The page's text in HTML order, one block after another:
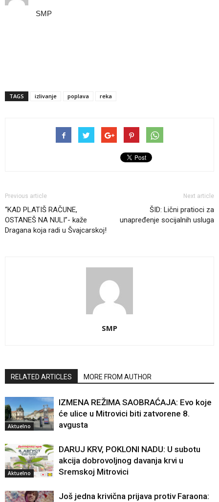
SMP
TAGS izlivanje poplava reka
Previous article
“KAD PLATIŠ RAČUNE,
OSTANEŠ NA NULI”- kaže
Dragana koja radi u Švajcarskoj!
Next article
ŠID: Lični pratioci za
unapređenje socijalnih usluga
SMP
RELATED ARTICLES MORE FROM AUTHOR
Aktuelno
IZMENA REŽIMA SAOBRAĆAJA: Evo koje
će ulice u Mitrovici biti zatvorene 8.
avgusta
Aktuelno
DARUJ KRV, POKLONI NADU: U subotu
akcija dobrovoljnog davanja krvi u
Sremskoj Mitrovici
Još jedna krivična prijava protiv Faraona: